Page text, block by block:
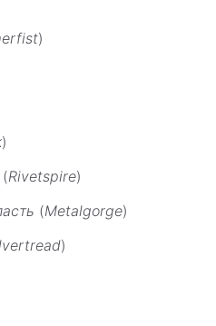
)
)
(Rivetspire)
(Metalgorge)
)